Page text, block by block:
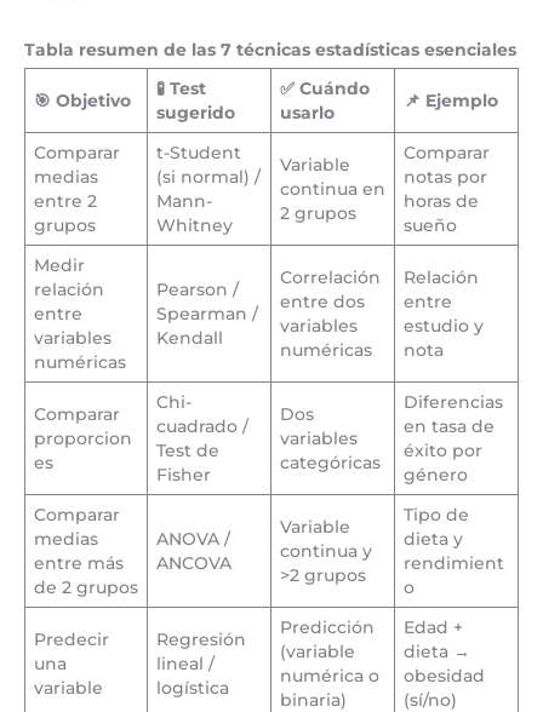
Tabla resumen de las 7 técnicas estadísticas esenciales
🎯 Objetivo
🧪 Test
sugerido
✅ Cuándo
usarlo
📌 Ejemplo
Comparar
medias
entre 2
grupos
t-Student
(si normal) /
Mann-
Whitney
Variable
continua en
2 grupos
Comparar
notas por
horas de
sueño
Medir
relación
entre
variables
numéricas
Pearson /
Spearman /
Kendall
Correlación
entre dos
variables
numéricas
Relación
entre
estudio y
nota
Comparar
proporcion
es
Chi-
cuadrado /
Test de
Fisher
Dos
variables
categóricas
Diferencias
en tasa de
éxito por
género
Comparar
medias
entre más
de 2 grupos
ANOVA /
ANCOVA
Variable
continua y
>2 grupos
Tipo de
dieta y
rendimient
o
Predecir
una
variable
Regresión
lineal /
logística
Predicción
(variable
numérica o
binaria)
Edad +
dieta →
obesidad
(sí/no)